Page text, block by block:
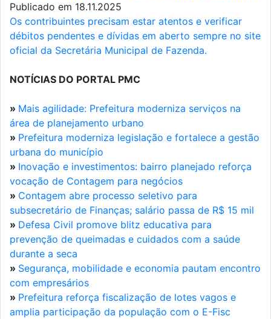
Publicado em 18.11.2025
Os contribuintes precisam estar atentos e verificar
débitos pendentes e dívidas em aberto sempre no site
oficial da Secretária Municipal de Fazenda.
NOTÍCIAS DO PORTAL PMC
» Mais agilidade: Prefeitura moderniza serviços na
área de planejamento urbano
» Prefeitura moderniza legislação e fortalece a gestão
urbana do município
» Inovação e investimentos: bairro planejado reforça
vocação de Contagem para negócios
» Contagem abre processo seletivo para
subsecretário de Finanças; salário passa de R$ 15 mil
» Defesa Civil promove blitz educativa para
prevenção de queimadas e cuidados com a saúde
durante a seca
» Segurança, mobilidade e economia pautam encontro
com empresários
» Prefeitura reforça fiscalização de lotes vagos e
amplia participação da população com o E-Fisc